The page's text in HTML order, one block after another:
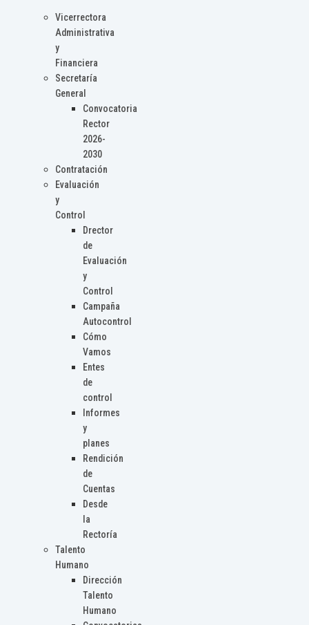
Vicerrectora
Administrativa
y
Financiera
Secretaría
General
Convocatoria
Rector
2026-
2030
Contratación
Evaluación
y
Control
Drector
de
Evaluación
y
Control
Campaña
Autocontrol
Cómo
Vamos
Entes
de
control
Informes
y
planes
Rendición
de
Cuentas
Desde
la
Rectoría
Talento
Humano
Dirección
Talento
Humano